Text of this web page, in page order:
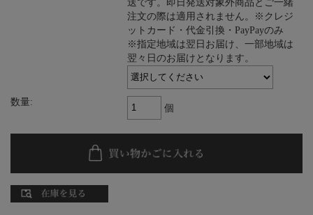
送です。即日発送対象外商品とご一緒
注文の際は適用されません。※クレジ
ットカード・代金引換・PayPayのみ
※指定地域は翌日お届け、一部地域は
翌々日のお届けとなります。
数量:
個